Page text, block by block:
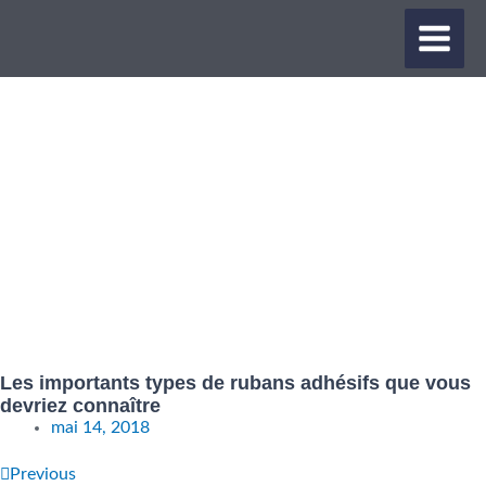
MAIN
MENU
Les importants types de rubans adhésifs que vous
devriez connaître
mai 14, 2018
Précédent
Previous
Suivant